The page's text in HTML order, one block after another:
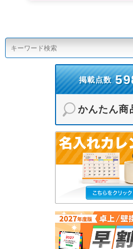
掲載点数
かんたん商